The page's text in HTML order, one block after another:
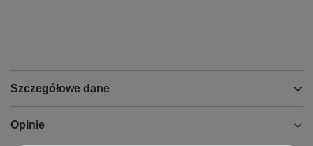
Szczegółowe dane
Opinie